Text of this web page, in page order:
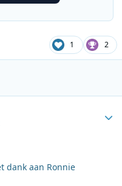
1 2
dank aan Ronnie